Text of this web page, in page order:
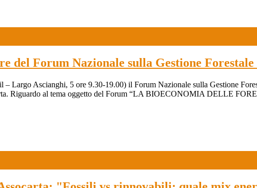
del Forum Nazionale sulla Gestione Forestale
Largo Ascianghi, 5 ore 9.30-19.00) il Forum Nazionale sulla Gestione
Riguardo al tema oggetto del Forum “LA BIOECONOMIA DELLE